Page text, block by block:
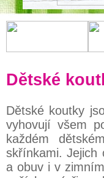
Dětské
Dětské koutky
vyhovují všem
každém
skřínkami. Jejich
a obuv i v